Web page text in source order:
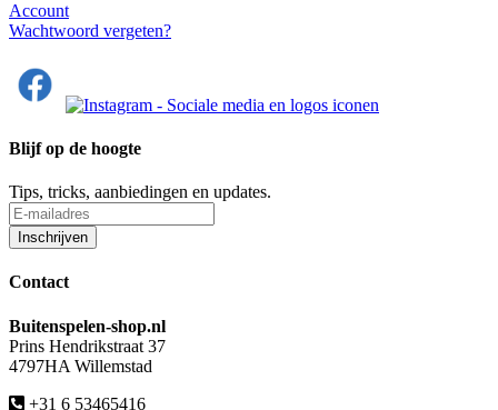
Account
Wachtwoord vergeten?
Blijf op de hoogte
Tips, tricks, aanbiedingen en updates.
Contact
Buitenspelen-shop.nl
Prins Hendrikstraat 37
4797HA Willemstad
+31 6 53465416